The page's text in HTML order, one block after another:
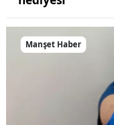
Manşet Haber